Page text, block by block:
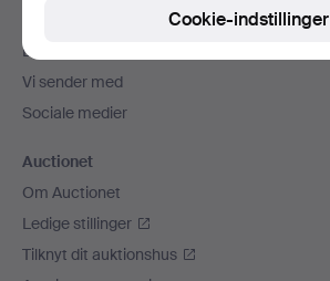
Betalingsmuligheder
Vi sender med
Sociale medier
Auctionet
Om Auctionet
Ledige stillinger
Tilknyt dit auktionshus
Cookie-indstillinger